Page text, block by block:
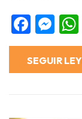
SEGUIR